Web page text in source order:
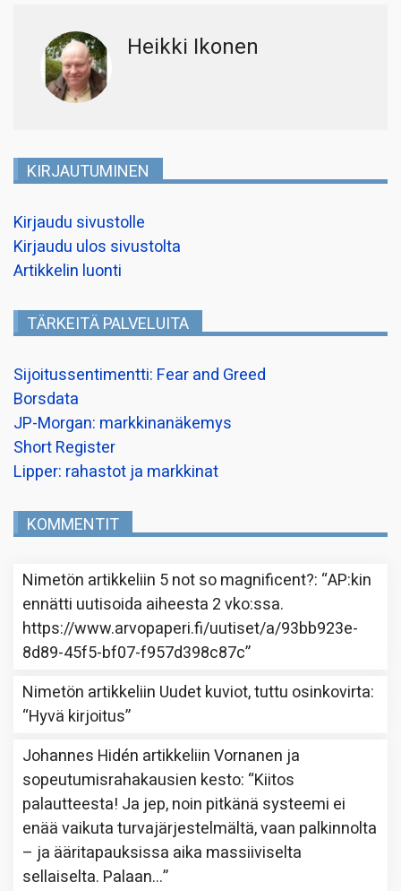
Heikki Ikonen
KIRJAUTUMINEN
Kirjaudu sivustolle
Kirjaudu ulos sivustolta
Artikkelin luonti
TÄRKEITÄ PALVELUITA
Sijoitussentimentti: Fear and Greed
Borsdata
JP-Morgan: markkinanäkemys
Short Register
Lipper: rahastot ja markkinat
KOMMENTIT
Nimetön artikkeliin 5 not so magnificent?: “AP:kin
ennätti uutisoida aiheesta 2 vko:ssa.
https://www.arvopaperi.fi/uutiset/a/93bb923e-
8d89-45f5-bf07-f957d398c87c”
Nimetön artikkeliin Uudet kuviot, tuttu osinkovirta:
“Hyvä kirjoitus”
Johannes Hidén artikkeliinVornanen ja
sopeutumisrahakausien kesto: “Kiitos
palautteesta! Ja jep, noin pitkänä systeemi ei
enää vaikuta turvajärjestelmältä, vaan palkinnolta
– ja ääritapauksissa aika massiiviselta
sellaiselta. Palaan…”